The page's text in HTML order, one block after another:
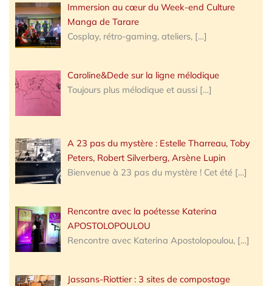
Immersion au cœur du Week-end Culture
Manga de Tarare
Cosplay, rétro-gaming, ateliers, […]
Caroline&Dede sur la ligne mélodique
Toujours plus mélodique et aussi […]
A 23 pas du mystère : Estelle Tharreau, Toby
Peters, Robert Silverberg, Arsène Lupin
Bienvenue à 23 pas du mystère ! Cet été […]
Rencontre avec la poétesse Katerina
APOSTOLOPOULOU
Rencontre avec Katerina Apostolopoulou, […]
Jassans-Riottier : 3 sites de compostage